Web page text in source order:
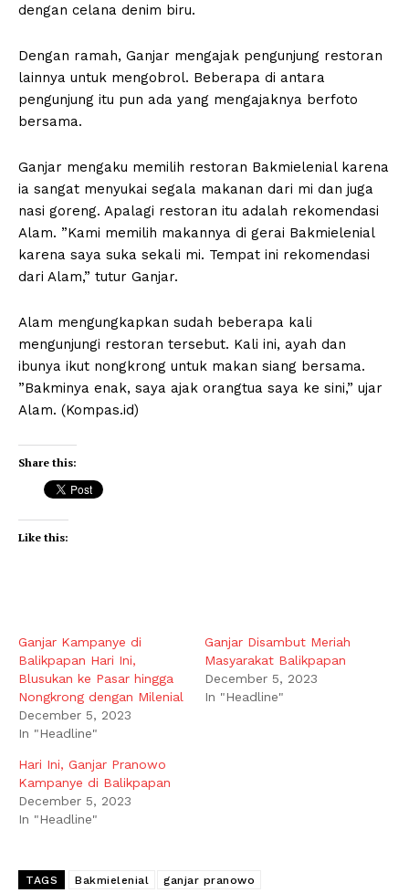
dengan celana denim biru.
Dengan ramah, Ganjar mengajak pengunjung restoran
lainnya untuk mengobrol. Beberapa di antara
pengunjung itu pun ada yang mengajaknya berfoto
bersama.
Ganjar mengaku memilih restoran Bakmielenial karena
ia sangat menyukai segala makanan dari mi dan juga
nasi goreng. Apalagi restoran itu adalah rekomendasi
Alam. ”Kami memilih makannya di gerai Bakmielenial
karena saya suka sekali mi. Tempat ini rekomendasi
dari Alam,” tutur Ganjar.
Alam mengungkapkan sudah beberapa kali
mengunjungi restoran tersebut. Kali ini, ayah dan
ibunya ikut nongkrong untuk makan siang bersama.
”Bakminya enak, saya ajak orangtua saya ke sini,” ujar
Alam. (Kompas.id)
Share this:
Like this:
Ganjar Kampanye di
Balikpapan Hari Ini,
Blusukan ke Pasar hingga
Nongkrong dengan Milenial
December 5, 2023
In "Headline"
Ganjar Disambut Meriah
Masyarakat Balikpapan
December 5, 2023
In "Headline"
Hari Ini, Ganjar Pranowo
Kampanye di Balikpapan
December 5, 2023
In "Headline"
TAGS Bakmielenial ganjar pranowo